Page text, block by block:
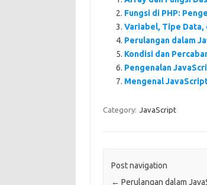
b
o
o
k
te
r
es
t
s
A
p
p
Fungsi di PHP:
Variabel, Tipe
Perulangan dalam
Kondisi dan
Pengenalan
Mengenal
Category: JavaScript
Post navigation
← Perulangan dalam